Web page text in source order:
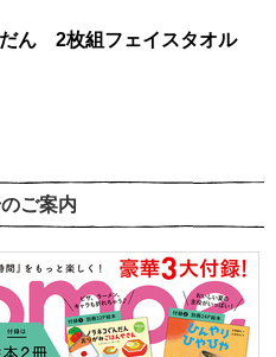
だん 2枚組フェイスタオル
ご案内